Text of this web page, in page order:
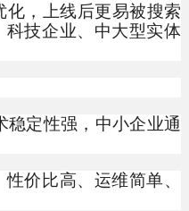
，上线后更易被搜索
技企业、中大型实体
定性强，中小企业通
价比高、运维简单、